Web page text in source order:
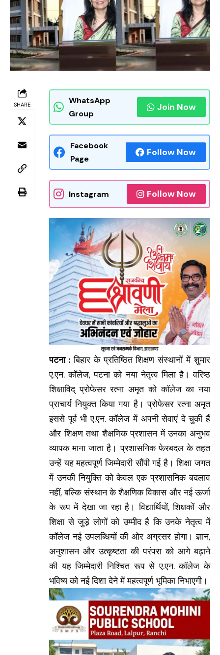
SHARE
WhatsApp
Group
Join Now
Facebook
Page
Follow Now
Instagram Follow Now
पटना :बिहार के प्रतिष्ठित शिक्षण संस्थानों में शुमार
ए.एन. कॉलेज, पटना को नया नेतृत्व मिला है। वरिष्ठ
शिक्षाविद् प्रोफेसर रत्ना अमृत को कॉलेज का नया
प्राचार्य नियुक्त किया गया है। प्रोफेसर रत्ना अमृत
इससे पूर्व भी ए.एन. कॉलेज में अपनी सेवाएं दे चुकी हैं
और शिक्षण तथा शैक्षणिक प्रशासन में उनका अनुभव
व्यापक माना जाता है। प्रशासनिक फेरबदल के तहत
उन्हें यह महत्वपूर्ण जिम्मेदारी सौंपी गई है। शिक्षा जगत
में उनकी नियुक्ति को केवल एक प्रशासनिक बदलाव
नहीं, बल्कि संस्थान के शैक्षणिक विकास और नई ऊर्जा
के रूप में देखा जा रहा है। विद्यार्थियों, शिक्षकों और
शिक्षा से जुड़े लोगों को उम्मीद है कि उनके नेतृत्व में
कॉलेज नई उपलब्धियों की ओर अग्रसर होगा। ज्ञान,
अनुशासन और उत्कृष्टता की परंपरा को आगे बढ़ाने
की यह जिम्मेदारी निश्चित रूप से ए.एन. कॉलेज के
भविष्य को नई दिशा देने में महत्वपूर्ण भूमिका निभाएगी।